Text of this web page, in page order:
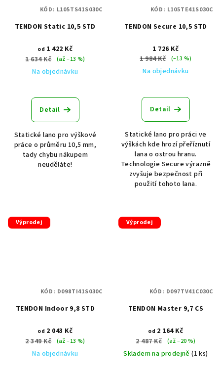
TENDON Static 10,5 STD
od 1 422 Kč
1 634 Kč
(až –13 %)
Na objednávku
Detail
Statické lano pro výškové
práce o průměru 10,5 mm,
tady chybu nákupem
neuděláte!
KÓD: L105TS41S030C
TENDON Secure 10,5 STD
1 726 Kč
1 984 Kč
(–13 %)
Na objednávku
Detail
Statické lano pro práci ve
výškách kde hrozí přeříznutí
lana o ostrou hranu.
Technologie Secure výrazně
zvyšuje bezpečnost při
použití tohoto lana.
KÓD: L105TE41S030C
Výprodej
TENDON Indoor 9,8 STD
od 2 043 Kč
2 349 Kč
(až –13 %)
Na objednávku
KÓD: D098TI41S030C
Výprodej
TENDON Master 9,7 CS
od 2 164 Kč
2 487 Kč
(až –20 %)
Skladem na prodejně(1 ks)
KÓD: D097TV41C030C